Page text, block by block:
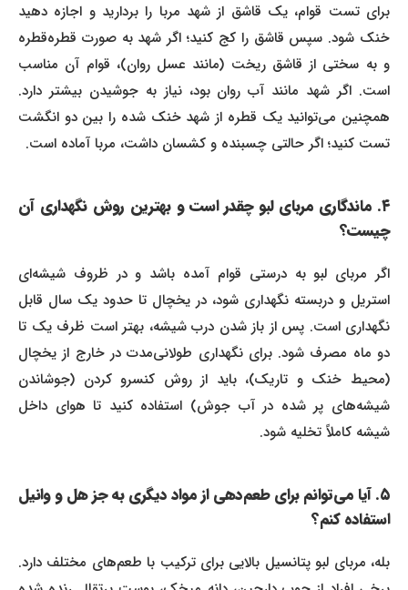
برای تست قوام، یک قاشق از شهد مربا را بردارید و اجازه دهید
خنک شود. سپس قاشق را کج کنید؛ اگر شهد به صورت قطره‌قطره
و به سختی از قاشق ریخت (مانند عسل روان)، قوام آن مناسب
است. اگر شهد مانند آب روان بود، نیاز به جوشیدن بیشتر دارد.
همچنین می‌توانید یک قطره از شهد خنک شده را بین دو انگشت
تست کنید؛ اگر حالتی چسبنده و کشسان داشت، مربا آماده است.
۴. ماندگاری مربای لبو چقدر است و بهترین روش نگهداری آن
چیست؟
اگر مربای لبو به درستی قوام آمده باشد و در ظروف شیشه‌ای
استریل و دربسته نگهداری شود، در یخچال تا حدود یک سال قابل
نگهداری است. پس از باز شدن درب شیشه، بهتر است ظرف یک تا
دو ماه مصرف شود. برای نگهداری طولانی‌مدت در خارج از یخچال
(محیط خنک و تاریک)، باید از روش کنسرو کردن (جوشاندن
شیشه‌های پر شده در آب جوش) استفاده کنید تا هوای داخل
شیشه کاملاً تخلیه شود.
۵. آیا می‌توانم برای طعم‌دهی از مواد دیگری به جز هل و وانیل
استفاده کنم؟
بله، مربای لبو پتانسیل بالایی برای ترکیب با طعم‌های مختلف دارد.